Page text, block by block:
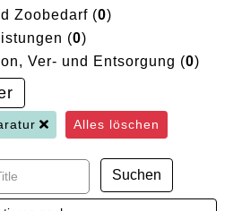
Zoobedarf (0)
(0)
Ver- und Entsorgung (0)
Alles löschen
Suchen